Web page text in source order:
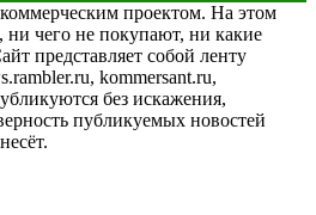
проектом. На этом
ни чего не покупают, ни какие
представляет собой ленту
kommersant.ru,
без искажения,
публикуемых новостей